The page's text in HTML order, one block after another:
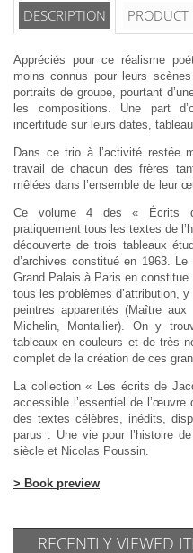
DESCRIPTION PRODUCT
Appréciés pour ce réalisme
moins connus pour leurs
portraits de groupe, pourtant
les compositions. Une part
incertitude sur leurs dates,
Dans ce trio à l’activité restée
travail de chacun des frères
mêlées dans l’ensemble de leur
Ce volume 4 des « Écrits
pratiquement tous les textes de
découverte de trois tableaux
d’archives constitué en 1963.
Grand Palais à Paris en
tous les problèmes d’attribution,
peintres apparentés (Maître
Michelin, Montallier). On y
tableaux en couleurs et de très
complet de la création de ces
La collection « Les écrits de
accessible l’essentiel de l’œuvre
des textes célèbres, inédits,
parus : Une vie pour l’histoire
siècle et Nicolas Poussin.
> Book preview
RECENTLY VIEWED